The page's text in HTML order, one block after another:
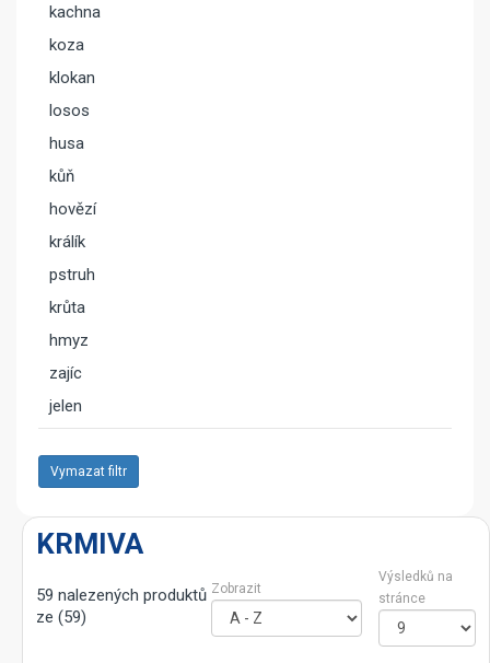
kachna
koza
klokan
losos
husa
kůň
hovězí
králík
pstruh
krůta
hmyz
zajíc
jelen
Vymazat filtr
KRMIVA
59 nalezených produktů
ze (59)
Zobrazit
Výsledků na
stránce